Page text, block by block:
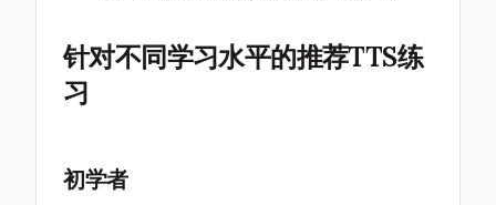
针对不同学习水平的推荐TTS练
习
初学者